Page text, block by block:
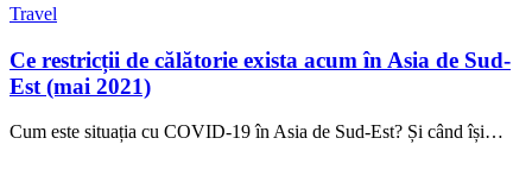
Travel
Ce restricții de călătorie exista acum în Asia de Sud-
Est (mai 2021)
Cum este situația cu COVID-19 în Asia de Sud-Est? Și când își…